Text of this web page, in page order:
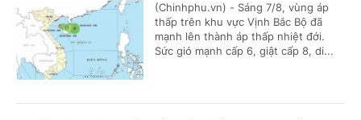
(Chinhphu.vn) - Sáng 7/8, vùng áp
thấp trên khu vực Vịnh Bắc Bộ đã
mạnh lên thành áp thấp nhiệt đới.
Sức gió mạnh cấp 6, giật cấp 8, di...